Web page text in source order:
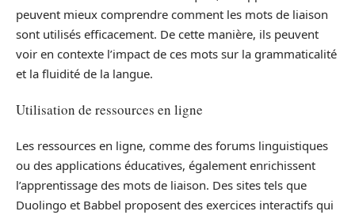
peuvent mieux comprendre comment les mots de liaison
sont utilisés efficacement. De cette manière, ils peuvent
voir en contexte l’impact de ces mots sur la grammaticalité
et la fluidité de la langue.
Utilisation de ressources en ligne
Les ressources en ligne, comme des forums linguistiques
ou des applications éducatives, également enrichissent
l’apprentissage des mots de liaison. Des sites tels que
Duolingo et Babbel proposent des exercices interactifs qui